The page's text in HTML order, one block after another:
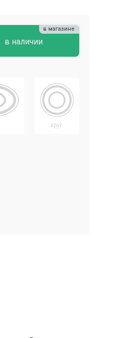
в наличии
в магазине
круг